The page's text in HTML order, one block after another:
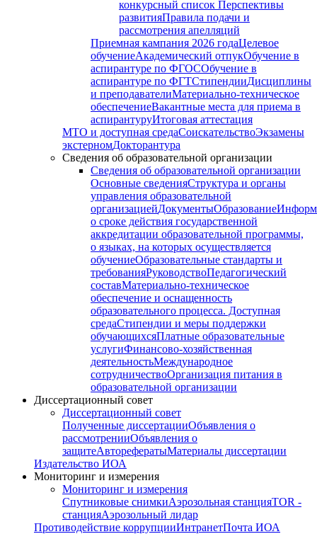
конкурсный список Перспективы
развитияПравила подачи и
рассмотрения апелляций
Приемная кампания 2026 годаЦелевое
обучениеАкадемический отпукОбучение в
аспирантуре по ФГОСОбучение в
аспирантуре по ФГТСтипендииДисциплины
и преподавателиМатериально-техническое
обеспечениеВакантные места для приема в
аспирантуруИтоговая аттестация
МТО и доступная средаСоискательствоЭкзамены
экстерномДокторантура
Сведения об образовательной организации
Сведения об образовательной организации
Основные сведенияСтруктура и органы
управления образовательной
организациейДокументыОбразование
о сроке действия государственной
аккредитации образовательной программы,
о языках, на которых осуществляется
обучениеОбразовательные стандарты и
требованияРуководствоПедагогический
составМатериально-техническое
обеспечение и оснащенность
образовательного процесса. Доступная
средаСтипендии и меры поддержки
обучающихсяПлатные образовательные
услугиФинансово-хозяйственная
деятельностьМеждународное
сотрудничествоОрганизация питания в
образовательной организации
Диссертационный совет
Диссертационный совет
Полученные диссертацииОбъявления о
рассмотренииОбъявления о
защитеАвторефератыМатериалы диссертации
Издательство ИОА
Мониторинг и измерения
Мониторинг и измерения
Спутниковые снимкиАэрозольная станцияTOR -
станцияАэрозольный лидар
Противодействие коррупцииИнтранетПочта ИОА